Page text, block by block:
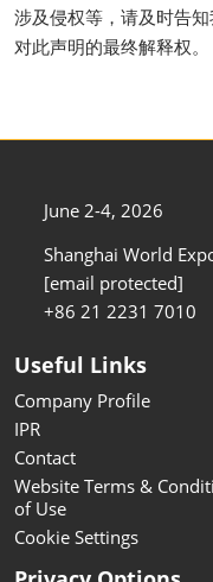
涉及侵权等，请及时告
对此声明的最终解释权。
June 2-4, 2026
Shanghai World
[email protected]
+86 21 2231 7010
Useful Links
Company Profile
IPR
Contact
Website Terms &
of Use
Cookie Settings